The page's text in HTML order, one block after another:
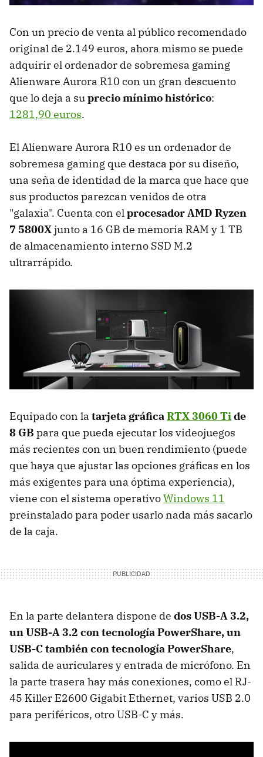
Con un precio de venta al público recomendado
original de 2.149 euros, ahora mismo se puede
adquirir el ordenador de sobremesa gaming
Alienware Aurora R10 con un gran descuento
que lo deja a suprecio mínimo histórico:
1281,90 euros.
El Alienware Aurora R10 es un ordenador de
sobremesa gaming que destaca por su diseño,
una seña de identidad de la marca que hace que
sus productos parezcan venidos de otra
"galaxia". Cuenta con elprocesador AMD Ryzen
7 5800Xjunto a 16 GB de memoria RAM y 1 TB
de almacenamiento interno SSD M.2
ultrarrápido.
Equipado con la tarjeta gráficaRTX 3060 Tide
8 GB para que pueda ejecutar los videojuegos
más recientes con un buen rendimiento (puede
que haya que ajustar las opciones gráficas en los
más exigentes para una óptima experiencia),
viene con el sistema operativoWindows 11
preinstalado para poder usarlo nada más sacarlo
de la caja.
En la parte delantera dispone de dos USB-A 3.2,
un USB-A 3.2 con tecnología PowerShare, un
USB-C también con tecnología PowerShare,
salida de auriculares y entrada de micrófono. En
la parte trasera hay más conexiones, como el RJ-
45 Killer E2600 Gigabit Ethernet, varios USB 2.0
para periféricos, otro USB-C y más.